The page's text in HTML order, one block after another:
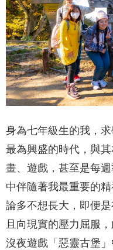
身為七年級生的我，
最為興盛的時代，與
畫、遊戲，甚至是每
中伴隨著我最重要的
論多不想長大，即便
且向現實的壓力屈服
沒夜遊戲「惡靈古堡